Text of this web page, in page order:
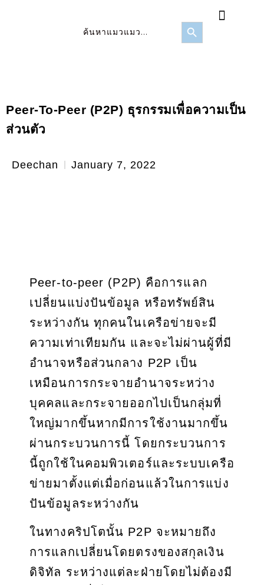
Search
Search Button
Peer-To-Peer (P2P) ธุรกรรมเพื่อความเป็น
ส่วนตัว
Deechan January 7, 2022
Peer-to-peer (P2P) คือการแลก
เปลี่ยนแบ่งปันข้อมูล หรือทรัพย์สิน
ระหว่างกัน ทุกคนในเครือข่ายจะมี
ความเท่าเทียมกัน และจะไม่ผ่านผู้ที่มี
อำนาจหรือส่วนกลาง P2P เป็น
เหมือนการกระจายอำนาจระหว่าง
บุคคลและกระจายออกไปเป็นกลุ่มที่
ใหญ่มากขึ้นหากมีการใช้งานมากขึ้น
ผ่านกระบวนการนี้ โดยกระบวนการ
นี้ถูกใช้ในคอมพิวเตอร์และระบบเครือ
ข่ายมาตั้งแต่เมื่อก่อนแล้วในการแบ่ง
ปันข้อมูลระหว่างกัน
ในทางคริปโตนั้น P2P จะหมายถึง
การแลกเปลี่ยนโดยตรงของสกุลเงิน
ดิจิทัล ระหว่างแต่ละฝ่ายโดยไม่ต้องมี